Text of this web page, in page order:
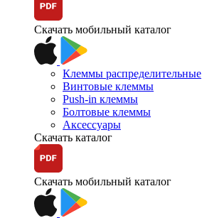
Скачать мобильный каталог
Клеммы распределительные
Винтовые клеммы
Push-in клеммы
Болтовые клеммы
Аксессуары
Скачать каталог
Скачать мобильный каталог